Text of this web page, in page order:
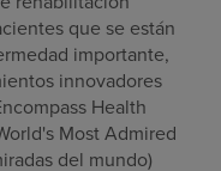
que se están
importante,
innovadores
Health
Most Admired
del mundo)